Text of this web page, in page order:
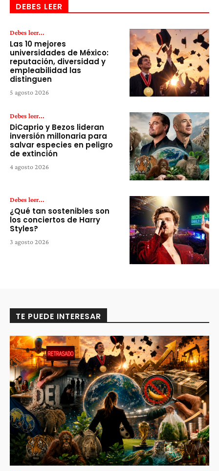
DEBES LEER
Debes leer...
Las 10 mejores
universidades de México:
reputación, diversidad y
empleabilidad las
distinguen
5 agosto 2026
Debes leer...
DiCaprio y Bezos lideran
inversión millonaria para
salvar especies en peligro
de extinción
4 agosto 2026
Debes leer...
¿Qué tan sostenibles son
los conciertos de Harry
Styles?
3 agosto 2026
TE PUEDE INTERESAR